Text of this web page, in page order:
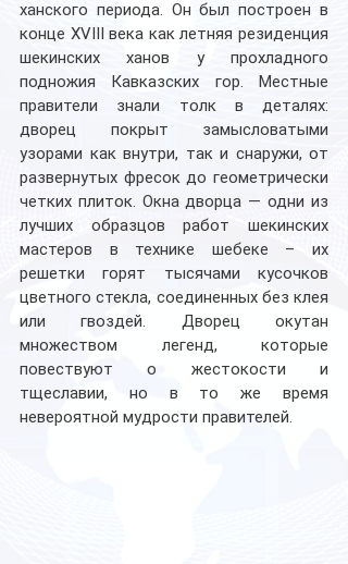
ханского периода. Он был построен в
конце XVIII века как летняя резиденция
шекинских ханов у прохладного
подножия Кавказских гор. Местные
правители знали толк в деталях:
дворец покрыт замысловатыми
узорами как внутри, так и снаружи, от
развернутых фресок до геометрически
четких плиток. Окна дворца — одни из
лучших образцов работ шекинских
мастеров в технике шебеке – их
решетки горят тысячами кусочков
цветного стекла, соединенных без клея
или гвоздей. Дворец окутан
множеством легенд, которые
повествуют о жестокости и
тщеславии, но в то же время
невероятной мудрости правителей.